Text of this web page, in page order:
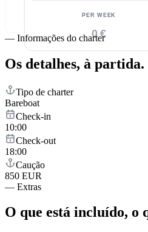
PER WEEK
0 €
— Informações do charter
Os detalhes, à partida.
Tipo de charter
Bareboat
Check-in
10:00
Check-out
18:00
Caução
850 EUR
— Extras
O que está incluído, o